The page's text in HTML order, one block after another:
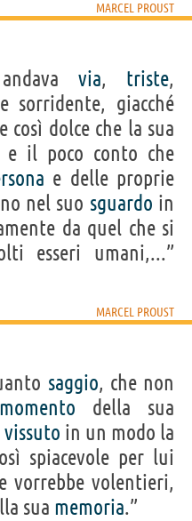
MARCEL PROUST
via, triste,
sorridente, giacché
così dolce che la sua
il poco conto che
e delle proprie
nel suo sguardo in
da quel che si
esseri umani,...”
MARCEL PROUST
saggio, che non
momento della sua
vissuto in un modo la
spiacevole per lui
vorrebbe volentieri,
sua memoria.”